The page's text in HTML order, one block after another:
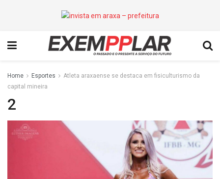
Home Esportes
Atleta araxaense se destaca em fisiculturismo da
capital mineira
2